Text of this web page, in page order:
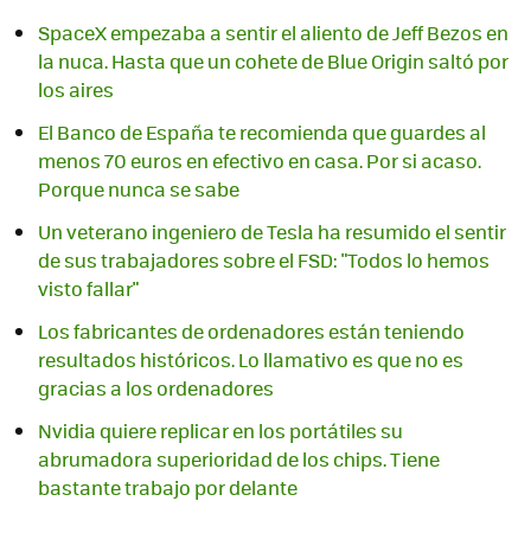
SpaceX empezaba a sentir el aliento de Jeff Bezos en
la nuca. Hasta que un cohete de Blue Origin saltó por
los aires
El Banco de España te recomienda que guardes al
menos 70 euros en efectivo en casa. Por si acaso.
Porque nunca se sabe
Un veterano ingeniero de Tesla ha resumido el sentir
de sus trabajadores sobre el FSD: "Todos lo hemos
visto fallar"
Los fabricantes de ordenadores están teniendo
resultados históricos. Lo llamativo es que no es
gracias a los ordenadores
Nvidia quiere replicar en los portátiles su
abrumadora superioridad de los chips. Tiene
bastante trabajo por delante